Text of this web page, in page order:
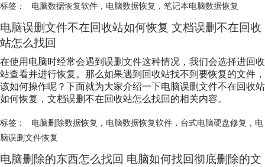
标签： 电脑数据恢复软件， 电脑数据恢复 ， 笔记本电脑数据恢复
电脑误删文件不在回收站如何恢复 文档误删不在回收
站怎么找回
在使用电脑时经常会遇到误删文件这种情况，我们会选择进回收
站查看并进行恢复。那么如果遇到回收站找不到要恢复的文件，
该如何操作呢？下面就为大家介绍一下电脑误删文件不在回收站
如何恢复，文档误删不在回收站怎么找回的相关内容。
标签： 电脑删除数据恢复 ， 电脑数据恢复软件， 台式电脑硬盘修复 ， 电
脑误删文件恢复
电脑删除的东西怎么找回 电脑如何找回彻底删除的文